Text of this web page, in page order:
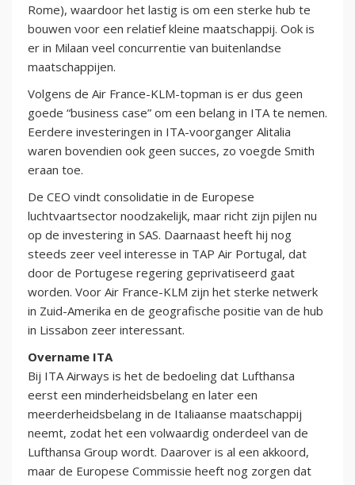
Rome), waardoor het lastig is om een sterke hub te
bouwen voor een relatief kleine maatschappij. Ook is
er in Milaan veel concurrentie van buitenlandse
maatschappijen.
Volgens de Air France-KLM-topman is er dus geen
goede “business case” om een belang in ITA te nemen.
Eerdere investeringen in ITA-voorganger Alitalia
waren bovendien ook geen succes, zo voegde Smith
eraan toe.
De CEO vindt consolidatie in de Europese
luchtvaartsector noodzakelijk, maar richt zijn pijlen nu
op de investering in SAS. Daarnaast heeft hij nog
steeds zeer veel interesse in TAP Air Portugal, dat
door de Portugese regering geprivatiseerd gaat
worden. Voor Air France-KLM zijn het sterke netwerk
in Zuid-Amerika en de geografische positie van de hub
in Lissabon zeer interessant.
Overname ITA
Bij ITA Airways is het de bedoeling dat Lufthansa
eerst een minderheidsbelang en later een
meerderheidsbelang in de Italiaanse maatschappij
neemt, zodat het een volwaardig onderdeel van de
Lufthansa Group wordt. Daarover is al een akkoord,
maar de Europese Commissie heeft nog zorgen dat